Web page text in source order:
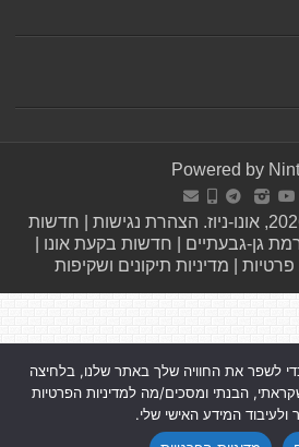
Powered by
הצהרת נגישות
חדשות
גן-גבעתיים חדשות בקעת אונו
פרטיות| מדיניות תיקונים ושקיפות
לשפר את החוויה שלך באתר שלנו, בלחיצה
הבנתי ומסכים/מה למדיניות הפרטיות
המידע האישי שלי.